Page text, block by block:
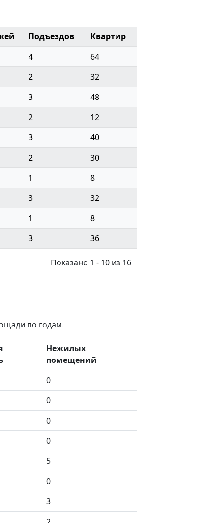
Подъездов
Квартир
4
64
2
32
3
48
2
12
3
40
2
30
1
8
3
32
1
8
3 36
Показано 1 - 10 из 16
по годам.
Нежилых
помещений
0
0
0
0
5
0
3